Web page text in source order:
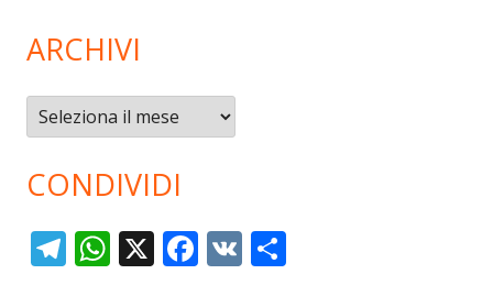
ARCHIVI
Archivi
CONDIVIDI
T W X F V